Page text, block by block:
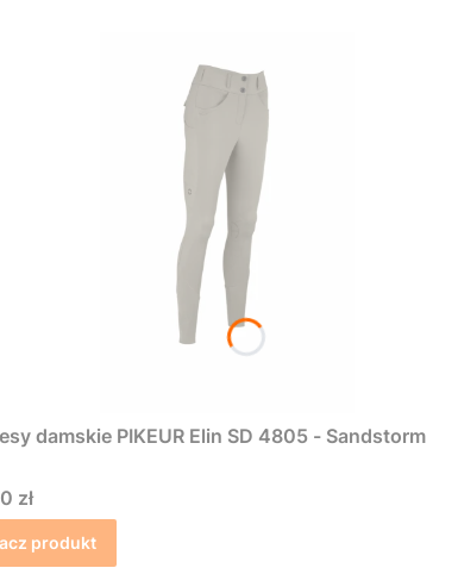
damskie PIKEUR Elin SD 4805 - Sandstorm
zł
produkt